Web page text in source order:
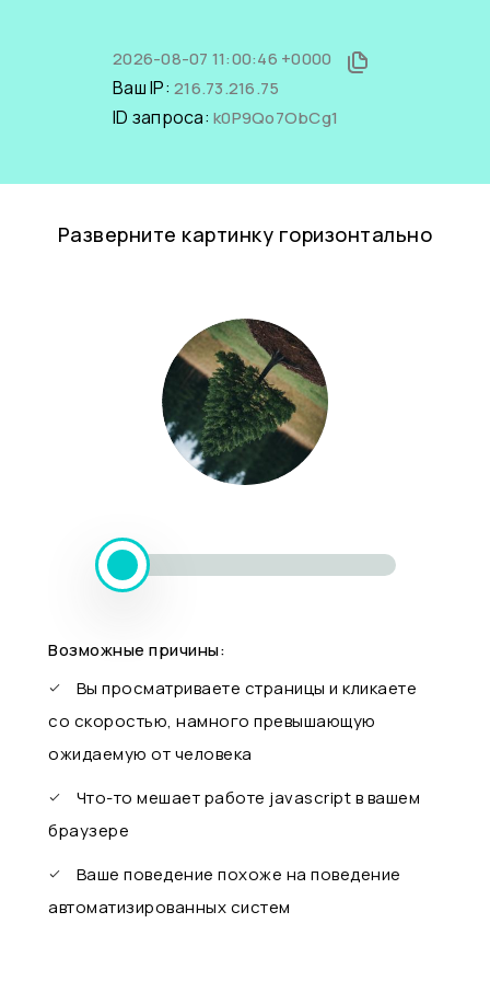
2026-08-07 11:00:46 +0000
Ваш IP: 216.73.216.75
ID запроса: k0P9Qo7ObCg1
Разверните картинку горизонтально
Возможные причины:
Вы просматриваете страницы и кликаете
со скоростью, намного превышающую
ожидаемую от человека
Что-то мешает работе javascript в вашем
браузере
Ваше поведение похоже на поведение
автоматизированных систем